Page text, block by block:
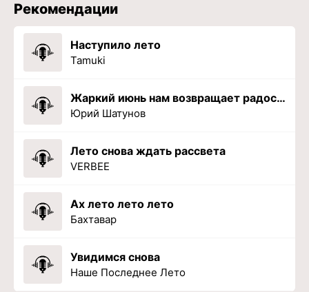
Рекомендации
Наступило лето
Tamuki
Жаркий июнь нам возвращает радость ушедших лет
Юрий Шатунов
Лето снова ждать рассвета
VERBEE
Ах лето лето лето
Бахтавар
Увидимся снова
Наше Последнее Лето